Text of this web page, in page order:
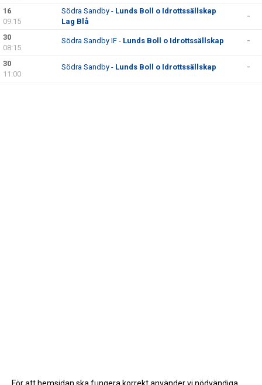
16
09:15
Södra Sandby - Lunds Boll o Idrottssällskap
Lag Blå
-
30
08:15
Södra Sandby IF - Lunds Boll o Idrottssällskap -
30
11:00
Södra Sandby - Lunds Boll o Idrottssällskap -